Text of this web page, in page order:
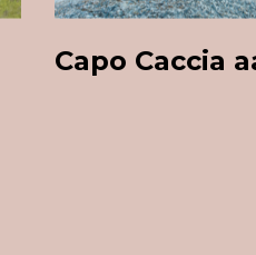
Capo Caccia